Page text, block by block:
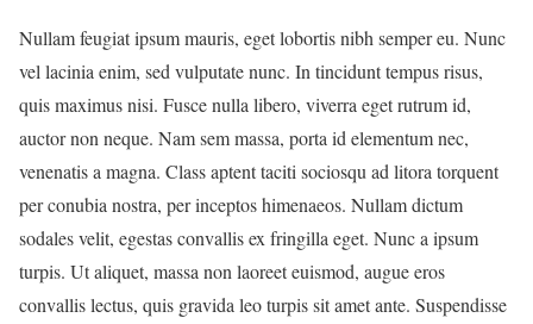
Nullam feugiat ipsum mauris, eget lobortis nibh semper eu. Nunc
vel lacinia enim, sed vulputate nunc. In tincidunt tempus risus,
quis maximus nisi. Fusce nulla libero, viverra eget rutrum id,
auctor non neque. Nam sem massa, porta id elementum nec,
venenatis a magna. Class aptent taciti sociosqu ad litora torquent
per conubia nostra, per inceptos himenaeos. Nullam dictum
sodales velit, egestas convallis ex fringilla eget. Nunc a ipsum
turpis. Ut aliquet, massa non laoreet euismod, augue eros
convallis lectus, quis gravida leo turpis sit amet ante. Suspendisse